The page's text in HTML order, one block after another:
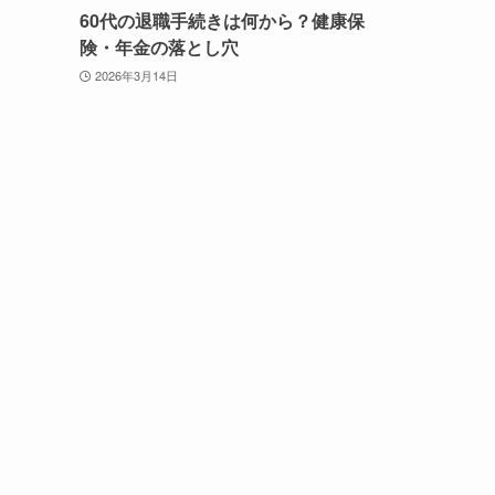
60代の退職手続きは何から？健康保
険・年金の落とし穴
2026年3月14日